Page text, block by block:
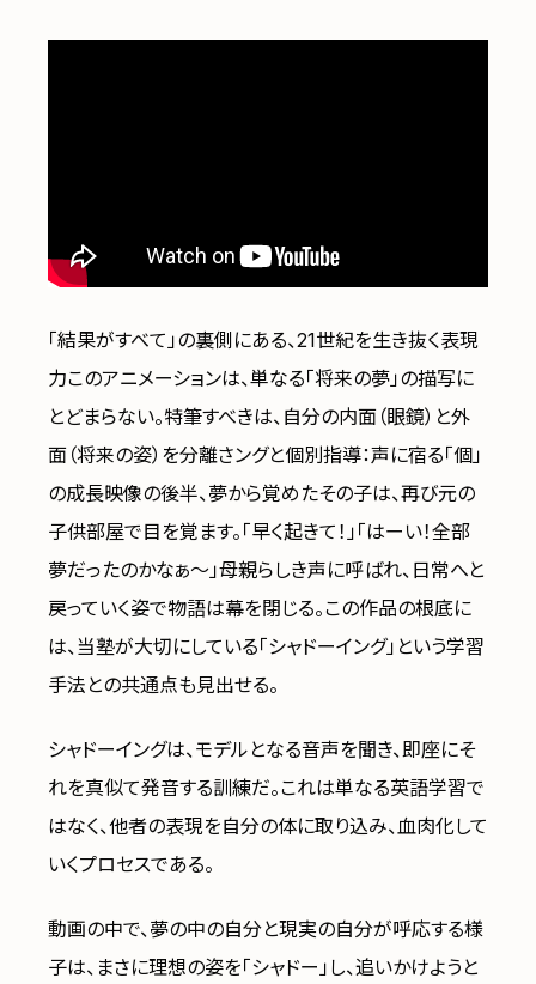
「結果がすべて」の裏側にある、21世紀を生き抜く表現
力このアニメーションは、単なる「将来の夢」の描写に
とどまらない。特筆すべきは、自分の内面（眼鏡）と外
面（将来の姿）を分離さングと個別指導：声に宿る「個」
の成長映像の後半、夢から覚めたその子は、再び元の
子供部屋で目を覚ます。「早く起きて！」「はーい！全部
夢だったのかなぁ〜」母親らしき声に呼ばれ、日常へと
戻っていく姿で物語は幕を閉じる。この作品の根底に
は、当塾が大切にしている「シャドーイング」という学習
手法との共通点も見出せる。
シャドーイングは、モデルとなる音声を聞き、即座にそ
れを真似て発音する訓練だ。これは単なる英語学習で
はなく、他者の表現を自分の体に取り込み、血肉化して
いくプロセスである。
動画の中で、夢の中の自分と現実の自分が呼応する様
子は、まさに理想の姿を「シャドー」し、追いかけようと